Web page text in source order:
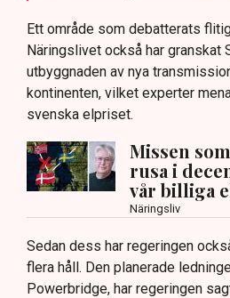
Ett område som debatterats
Näringslivet också har granskat
utbyggnaden av nya
kontinenten, vilket experter
svenska elpriset.
Missen
rusa i
vår billiga
Näringsliv
Sedan dess har regeringen
flera håll. Den planerade
Powerbridge, har regeringen